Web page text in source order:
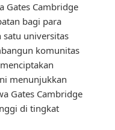
Gates Cambridge
bagi para
satu universitas
komunitas
menunjukkan
Gates Cambridge
di tingkat